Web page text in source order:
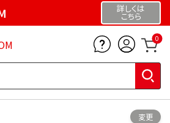
詳しくは
こちら
0
変更